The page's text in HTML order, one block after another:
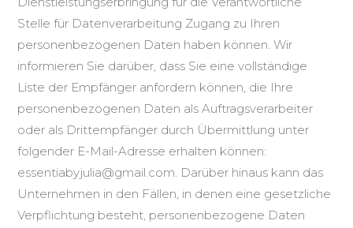
Stelle für Datenverarbeitung Zugang zu Ihren
personenbezogenen Daten haben können. Wir
informieren Sie darüber, dass Sie eine vollständige
Liste der Empfänger anfordern können, die Ihre
personenbezogenen Daten als Auftragsverarbeiter
oder als Drittempfänger durch Übermittlung unter
folgender E-Mail-Adresse erhalten können:
essentiabyjulia@gmail.com. Darüber hinaus kann das
Unternehmen in den Fällen, in denen eine gesetzliche
Verpflichtung besteht, personenbezogene Daten